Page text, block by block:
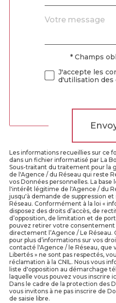
Fieldset
Message
*
Validation* Champs
J'accepte les
d'utilisation des
Les informations recueillies sur ce
dans un fichier informatisé par La
Sous-traitant du traitement pour la
de l'Agence / du Réseau qui reste
vos Données personnelles. La
l'intérêt légitime de l'Agence / du
jusqu'à demande de suppression
Réseau. Conformément à la loi «
disposez des droits d’accès, de
d’opposition, de limitation et de
pouvez retirer votre
directement l’Agence / Le Réseau.
pour plus d’informations sur vos
contacté l'Agence / le Réseau, que
Libertés » ne sont pas respectés,
réclamation à la CNIL. Nous vous
liste d'opposition au démarchage
laquelle vous pouvez vous inscrire
Dans le cadre de la protection des
vous invitons à ne pas inscrire de
de saisie libre.